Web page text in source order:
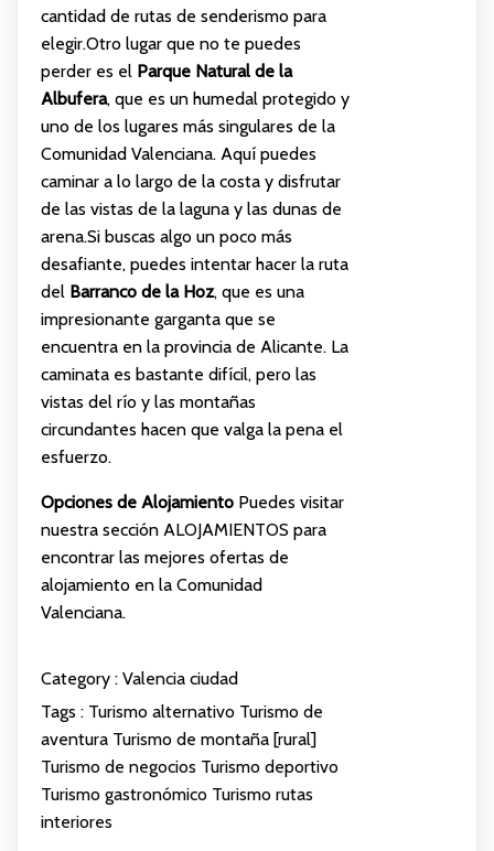
cantidad de rutas de senderismo para
elegir.Otro lugar que no te puedes
perder es el Parque Natural de la
Albufera, que es un humedal protegido y
uno de los lugares más singulares de la
Comunidad Valenciana. Aquí puedes
caminar a lo largo de la costa y disfrutar
de las vistas de la laguna y las dunas de
arena.Si buscas algo un poco más
desafiante, puedes intentar hacer la ruta
del Barranco de la Hoz, que es una
impresionante garganta que se
encuentra en la provincia de Alicante. La
caminata es bastante difícil, pero las
vistas del río y las montañas
circundantes hacen que valga la pena el
esfuerzo.
Opciones de AlojamientoPuedes visitar
nuestra sección ALOJAMIENTOS para
encontrar las mejores ofertas de
alojamiento en la Comunidad
Valenciana.
Category : Valencia ciudad
Tags : Turismo alternativo Turismo de
aventura Turismo de montaña [rural]
Turismo de negocios Turismo deportivo
Turismo gastronómico Turismo rutas
interiores